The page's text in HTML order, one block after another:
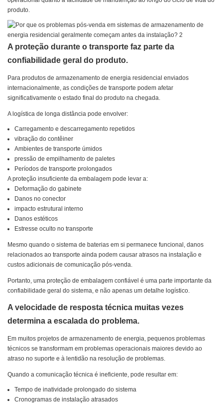
produto.
A proteção durante o transporte faz parte da
confiabilidade geral do produto.
Para produtos de armazenamento de energia residencial enviados
internacionalmente, as condições de transporte podem afetar
significativamente o estado final do produto na chegada.
A logística de longa distância pode envolver:
Carregamento e descarregamento repetidos
vibração do contêiner
Ambientes de transporte úmidos
pressão de empilhamento de paletes
Períodos de transporte prolongados
A proteção insuficiente da embalagem pode levar a:
Deformação do gabinete
Danos no conector
impacto estrutural interno
Danos estéticos
Estresse oculto no transporte
Mesmo quando o sistema de baterias em si permanece funcional, danos
relacionados ao transporte ainda podem causar atrasos na instalação e
custos adicionais de comunicação pós-venda.
Portanto, uma proteção de embalagem confiável é uma parte importante da
confiabilidade geral do sistema, e não apenas um detalhe logístico.
A velocidade de resposta técnica muitas vezes
determina a escalada do problema.
Em muitos projetos de armazenamento de energia, pequenos problemas
técnicos se transformam em problemas operacionais maiores devido ao
atraso no suporte e à lentidão na resolução de problemas.
Quando a comunicação técnica é ineficiente, pode resultar em:
Tempo de inatividade prolongado do sistema
Cronogramas de instalação atrasados